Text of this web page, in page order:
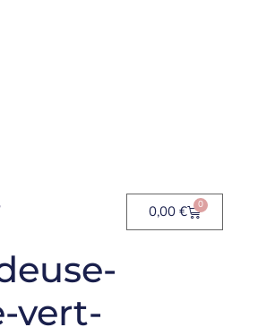
0,00 € 0
vert-